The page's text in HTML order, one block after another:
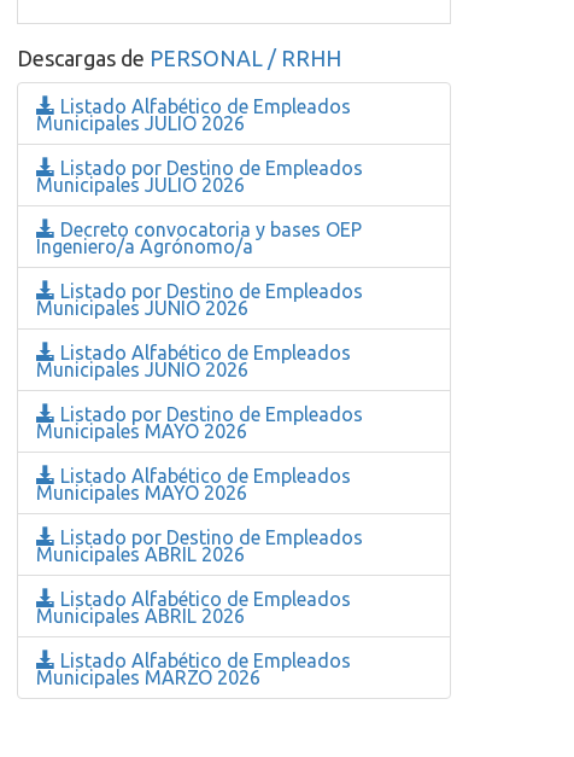
Descargas de PERSONAL / RRHH
Listado Alfabético de Empleados
Municipales JULIO 2026
Listado por Destino de Empleados
Municipales JULIO 2026
Decreto convocatoria y bases OEP
Ingeniero/a Agrónomo/a
Listado por Destino de Empleados
Municipales JUNIO 2026
Listado Alfabético de Empleados
Municipales JUNIO 2026
Listado por Destino de Empleados
Municipales MAYO 2026
Listado Alfabético de Empleados
Municipales MAYO 2026
Listado por Destino de Empleados
Municipales ABRIL 2026
Listado Alfabético de Empleados
Municipales ABRIL 2026
Listado Alfabético de Empleados
Municipales MARZO 2026